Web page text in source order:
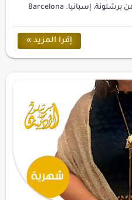
بأعمال أدباء العرب والعالم. - تصدر من برشلونة، إسبانيا. Barcelona